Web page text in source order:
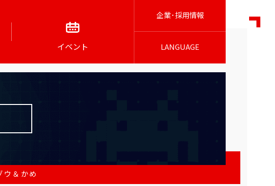
イベント
企業･採用情報
LANGUAGE
＆かめ